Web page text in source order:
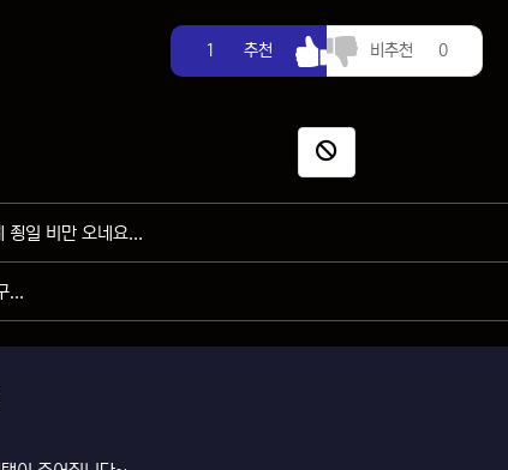
1 추천추천 비추천 0
비추천
신고
죙일 비만 오네요...
...